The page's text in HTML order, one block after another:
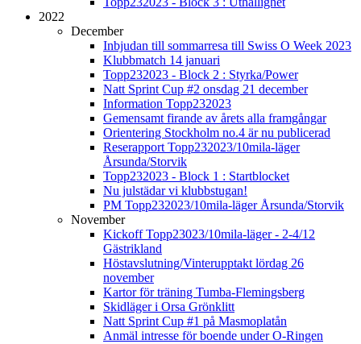
2022
December
Inbjudan till sommarresa till Swiss O Week 2023
Klubbmatch 14 januari
Topp232023 - Block 2 : Styrka/Power
Natt Sprint Cup #2 onsdag 21 december
Information Topp232023
Gemensamt firande av årets alla framgångar
Orientering Stockholm no.4 är nu publicerad
Reserapport Topp232023/10mila-läger
Årsunda/Storvik
Topp232023 - Block 1 : Startblocket
Nu julstädar vi klubbstugan!
PM Topp232023/10mila-läger Årsunda/Storvik
November
Kickoff Topp23023/10mila-läger - 2-4/12
Gästrikland
Höstavslutning/Vinterupptakt lördag 26
november
Kartor för träning Tumba-Flemingsberg
Skidläger i Orsa Grönklitt
Natt Sprint Cup #1 på Masmoplatån
Anmäl intresse för boende under O-Ringen